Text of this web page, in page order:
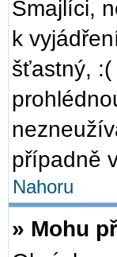
Smajlíci,
k
šťastný,
případně
Nahoru
» Mohu